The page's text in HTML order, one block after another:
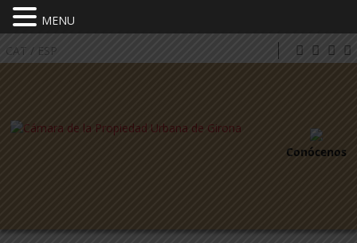
CAT / ESP
Conócenos
MENU